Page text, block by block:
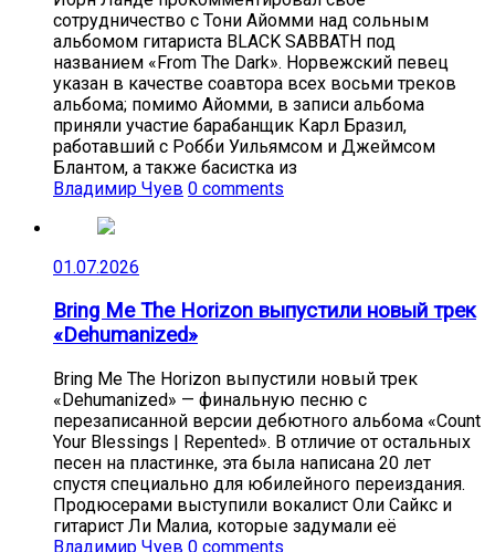
сотрудничество с Тони Айомми над сольным
альбомом гитариста BLACK SABBATH под
названием «From The Dark». Норвежский певец
указан в качестве соавтора всех восьми треков
альбома; помимо Айомми, в записи альбома
приняли участие барабанщик Карл Бразил,
работавший с Робби Уильямсом и Джеймсом
Блантом, а также басистка из
Владимир Чуев 0 comments
01.07.2026
Bring Me The Horizon выпустили новый трек
«Dehumanized»
Bring Me The Horizon выпустили новый трек
«Dehumanized» — финальную песню с
перезаписанной версии дебютного альбома «Count
Your Blessings | Repented». В отличие от остальных
песен на пластинке, эта была написана 20 лет
спустя специально для юбилейного переиздания.
Продюсерами выступили вокалист Оли Сайкс и
гитарист Ли Малиа, которые задумали её
Владимир Чуев 0 comments